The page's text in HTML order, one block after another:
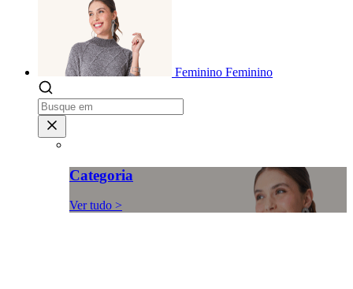
Feminino Feminino
Categoria
Ver tudo >